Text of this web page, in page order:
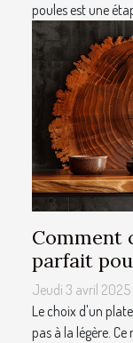
poules est une
Comment
parfait
Jeudi 3 avril
Le choix d'un
pas à la légère.